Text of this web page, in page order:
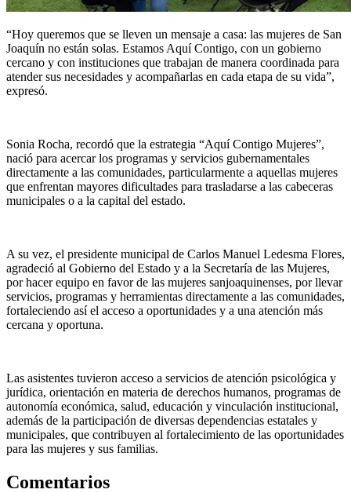
“Hoy queremos que se lleven un mensaje a casa: las mujeres de San
Joaquín no están solas. Estamos Aquí Contigo, con un gobierno
cercano y con instituciones que trabajan de manera coordinada para
atender sus necesidades y acompañarlas en cada etapa de su vida”,
expresó.
Sonia Rocha, recordó que la estrategia “Aquí Contigo Mujeres”,
nació para acercar los programas y servicios gubernamentales
directamente a las comunidades, particularmente a aquellas mujeres
que enfrentan mayores dificultades para trasladarse a las cabeceras
municipales o a la capital del estado.
A su vez, el presidente municipal de Carlos Manuel Ledesma Flores,
agradeció al Gobierno del Estado y a la Secretaría de las Mujeres,
por hacer equipo en favor de las mujeres sanjoaquinenses, por llevar
servicios, programas y herramientas directamente a las comunidades,
fortaleciendo así el acceso a oportunidades y a una atención más
cercana y oportuna.
Las asistentes tuvieron acceso a servicios de atención psicológica y
jurídica, orientación en materia de derechos humanos, programas de
autonomía económica, salud, educación y vinculación institucional,
además de la participación de diversas dependencias estatales y
municipales, que contribuyen al fortalecimiento de las oportunidades
para las mujeres y sus familias.
Comentarios